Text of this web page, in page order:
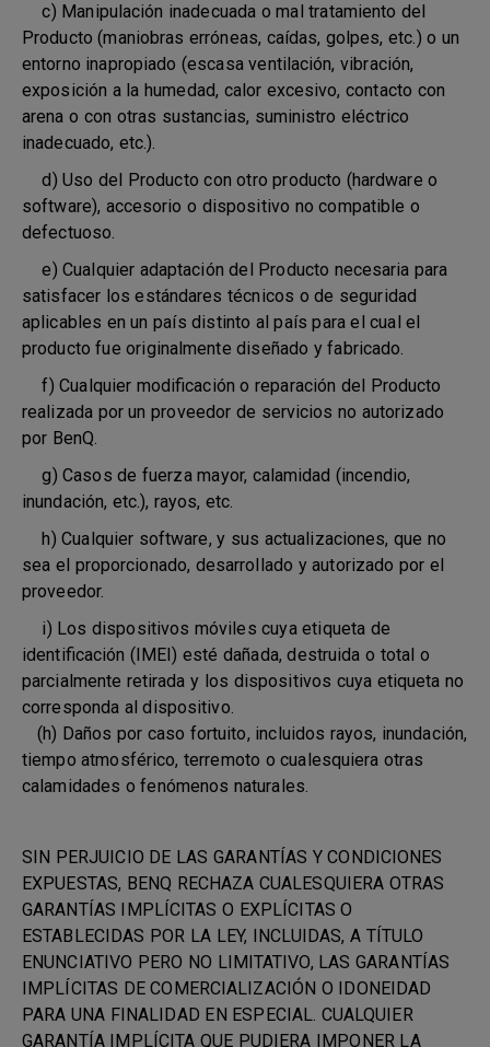
c) Manipulación inadecuada o mal tratamiento del
Producto (maniobras erróneas, caídas, golpes, etc.) o un
entorno inapropiado (escasa ventilación, vibración,
exposición a la humedad, calor excesivo, contacto con
arena o con otras sustancias, suministro eléctrico
inadecuado, etc.).
d) Uso del Producto con otro producto (hardware o
software), accesorio o dispositivo no compatible o
defectuoso.
e) Cualquier adaptación del Producto necesaria para
satisfacer los estándares técnicos o de seguridad
aplicables en un país distinto al país para el cual el
producto fue originalmente diseñado y fabricado.
f) Cualquier modificación o reparación del Producto
realizada por un proveedor de servicios no autorizado
por BenQ.
g) Casos de fuerza mayor, calamidad (incendio,
inundación, etc.), rayos, etc.
h) Cualquier software, y sus actualizaciones, que no
sea el proporcionado, desarrollado y autorizado por el
proveedor.
i) Los dispositivos móviles cuya etiqueta de
identificación (IMEI) esté dañada, destruida o total o
parcialmente retirada y los dispositivos cuya etiqueta no
corresponda al dispositivo.
(h) Daños por caso fortuito, incluidos rayos, inundación,
tiempo atmosférico, terremoto o cualesquiera otras
calamidades o fenómenos naturales.
SIN PERJUICIO DE LAS GARANTÍAS Y CONDICIONES
EXPUESTAS, BENQ RECHAZA CUALESQUIERA OTRAS
GARANTÍAS IMPLÍCITAS O EXPLÍCITAS O
ESTABLECIDAS POR LA LEY, INCLUIDAS, A TÍTULO
ENUNCIATIVO PERO NO LIMITATIVO, LAS GARANTÍAS
IMPLÍCITAS DE COMERCIALIZACIÓN O IDONEIDAD
PARA UNA FINALIDAD EN ESPECIAL. CUALQUIER
GARANTÍA IMPLÍCITA QUE PUDIERA IMPONER LA